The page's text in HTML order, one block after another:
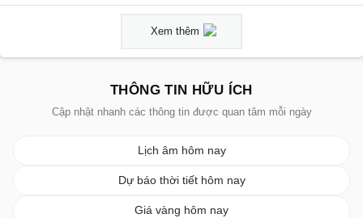
Xem thêm
THÔNG TIN HỮU ÍCH
Cập nhật nhanh các thông tin được quan tâm mỗi ngày
Lịch âm hôm nay
Dự báo thời tiết hôm nay
Giá vàng hôm nay